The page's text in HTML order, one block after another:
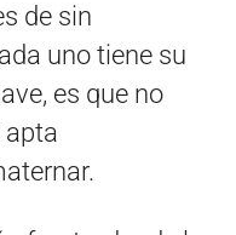
de sin
uno tiene su
es que no
apta